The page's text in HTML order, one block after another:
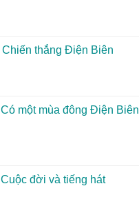
Chiến thắng Điện Biên
Có một mùa đông Điện Biên
Cuộc đời và tiếng hát